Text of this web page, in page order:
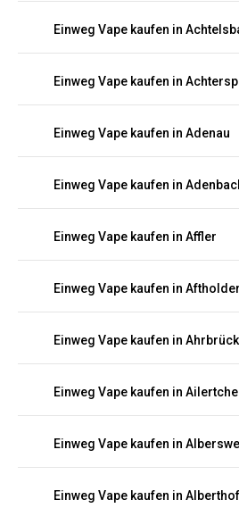
Einweg Vape kaufen in
Einweg Vape kaufen in
Einweg Vape kaufen in Adenau
Einweg Vape kaufen in
Einweg Vape kaufen in Affler
Einweg Vape kaufen in
Einweg Vape kaufen in Ahrbrück
Einweg Vape kaufen in
Einweg Vape kaufen in
Einweg Vape kaufen in